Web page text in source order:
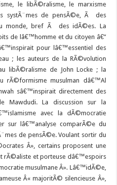
le libÃ©ralisme, le marxisme
systÃ¨mes de pensÃ©e, Ã des
monde, bref Ã des idÃ©es. La
de lâ€™homme et du citoyen â€”
pour lâ€™essentiel des
; les auteurs de la RÃ©volution
libÃ©ralisme de John Locke ; la
rÃ©formisme musulman dâ€™Al
sâ€™inspirait directement des
Mawdudi. La discussion sur la
avec la dÃ©mocratie
sur lâ€™analyse comparÃ©e du
de pensÃ©e. Voulant sortir du
Â», certains proposent une
rÃ©aliste et porteuse dâ€™espoirs
musulmane Â». Lâ€™idÃ©e,
Â« majoritÃ© silencieuse Â»,